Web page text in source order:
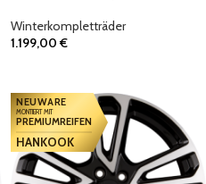
Winterkompletträder
1.199,00€
NEUWARE
MONTIERT MIT
PREMIUMREIFEN
HANKOOK